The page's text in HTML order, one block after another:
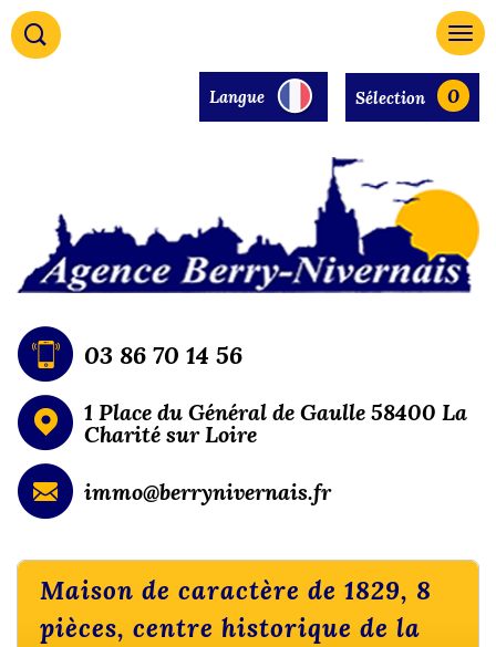
Langue Sélection 0
03 86 70 14 56
1 Place du Général de Gaulle 58400 La
Charité sur Loire
immo@berrynivernais.fr
maison de caractère de 1829, 8
pièces, centre historique de la